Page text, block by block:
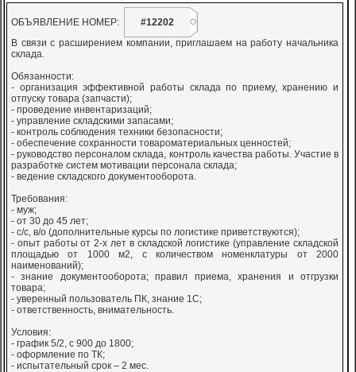
ОБЪЯВЛЕНИЕ НОМЕР:
#12202
В связи с расширением компании, приглашаем на работу начальника
склада.
Обязанности:
- организация эффективной работы склада по приему, хранению и
отпуску товара (запчасти);
- проведение инвентаризаций;
- управление складскими запасами;
- контроль соблюдения техники безопасности;
- обеспечение сохранности товароматериальных ценностей;
- руководство персоналом склада, контроль качества работы. Участие в
разработке систем мотивации персонала склада;
- ведение складского документооборота.
Требования:
- муж;
- от 30 до 45 лет;
- с/с, в/о (дополнительные курсы по логистике приветствуются);
- опыт работы от 2-х лет в складской логистике (управление складской
площадью от 1000 м2, с количеством номенклатуры от 2000
наименований);
- знание документооборота; правил приема, хранения и отгрузки
товара;
- уверенный пользователь ПК, знание 1С;
- ответственность, внимательность.
Условия:
- график 5/2, с 900 до 1800;
- оформление по ТК;
- испытательный срок – 2 мес.